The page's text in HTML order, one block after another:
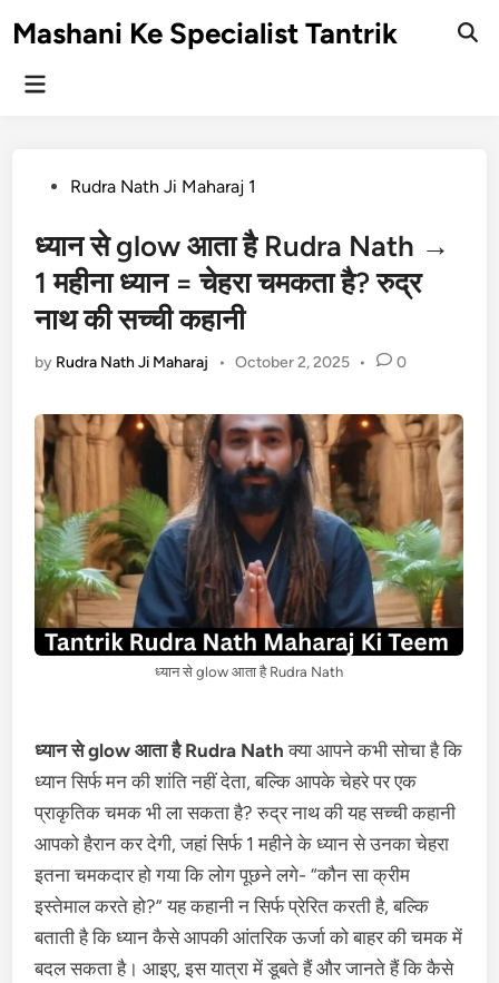
toMashani Ke Specialist Tantrik
Main
PostedRudra Nath Ji Maharaj 1
ध्यान से glow आता है Rudra Nath →
1 महीना ध्यान = चेहरा चमकता है? रुद्र
नाथ की सच्ची कहानी
by Rudra Nath Ji Maharaj • October 2, 2025 • 0
ध्यान से glow आता है Rudra Nath
ध्यान से glow आता है Rudra Nath क्या आपने कभी सोचा है कि
ध्यान सिर्फ मन की शांति नहीं देता, बल्कि आपके चेहरे पर एक
प्राकृतिक चमक भी ला सकता है? रुद्र नाथ की यह सच्ची कहानी
आपको हैरान कर देगी, जहां सिर्फ 1 महीने के ध्यान से उनका चेहरा
इतना चमकदार हो गया कि लोग पूछने लगे- “कौन सा क्रीम
इस्तेमाल करते हो?” यह कहानी न सिर्फ प्रेरित करती है, बल्कि
बताती है कि ध्यान कैसे आपकी आंतरिक ऊर्जा को बाहर की चमक में
बदल सकता है। आइए, इस यात्रा में डूबते हैं और जानते हैं कि कैसे